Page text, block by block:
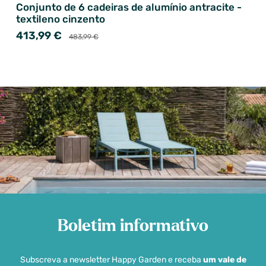
Conjunto de 6 cadeiras de alumínio antracite -
textileno cinzento
413,99 € 483,99 €
Boletim informativo
Subscreva a newsletter Happy Garden e receba um vale de